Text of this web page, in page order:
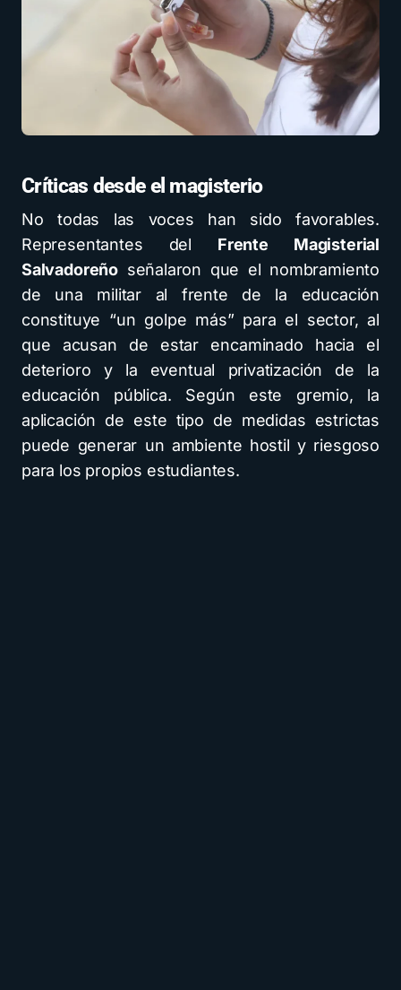
Críticas desde el magisterio
No todas las voces han sido favorables.
Representantes del Frente Magisterial
Salvadoreño señalaron que el nombramiento
de una militar al frente de la educación
constituye “un golpe más” para el sector, al
que acusan de estar encaminado hacia el
deterioro y la eventual privatización de la
educación pública. Según este gremio, la
aplicación de este tipo de medidas estrictas
puede generar un ambiente hostil y riesgoso
para los propios estudiantes.